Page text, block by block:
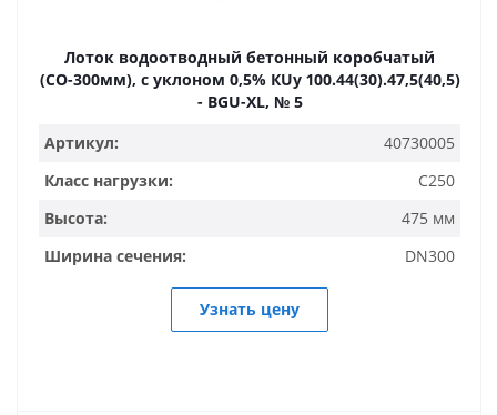
Лоток водоотводный бетонный коробчатый
(СО-300мм), с уклоном 0,5% КUу 100.44(30).47,5(40,5)
- BGU-XL, № 5
Артикул:
40730005
Класс нагрузки:
C250
Высота:
475 мм
Ширина сечения:
DN300
Узнать цену